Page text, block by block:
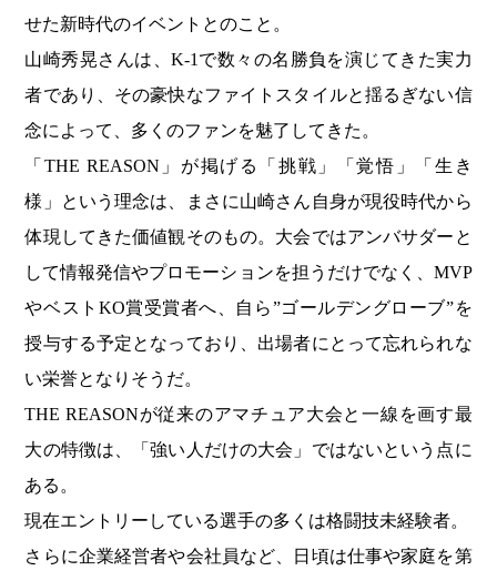
せた新時代のイベントとのこと。
山崎秀晃さんは、K-1で数々の名勝負を演じてきた実力
者であり、その豪快なファイトスタイルと揺るぎない信
念によって、多くのファンを魅了してきた。
「THE REASON」が掲げる「挑戦」「覚悟」「生き
様」という理念は、まさに山崎さん自身が現役時代から
体現してきた価値観そのもの。大会ではアンバサダーと
して情報発信やプロモーションを担うだけでなく、MVP
やベストKO賞受賞者へ、自ら”ゴールデングローブ”を
授与する予定となっており、出場者にとって忘れられな
い栄誉となりそうだ。
THE REASONが従来のアマチュア大会と一線を画す最
大の特徴は、「強い人だけの大会」ではないという点に
ある。
現在エントリーしている選手の多くは格闘技未経験者。
さらに企業経営者や会社員など、日頃は仕事や家庭を第